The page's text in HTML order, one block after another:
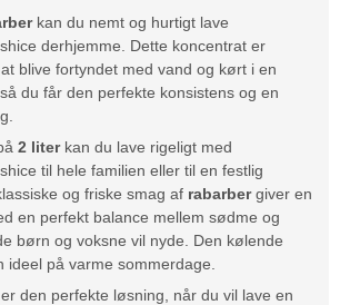
kan du nemt og hurtigt lave
derhjemme. Dette koncentrat er
blive fortyndet med vand og kørt i en
du får den perfekte konsistens og en
2 literkan du lave rigeligt med
til hele familien eller til en festlig
og friske smag af rabarbergiver en
en perfekt balance mellem sødme og
børn og voksne vil nyde. Den kølende
ideel på varme sommerdage.
den perfekte løsning, når du vil lave en